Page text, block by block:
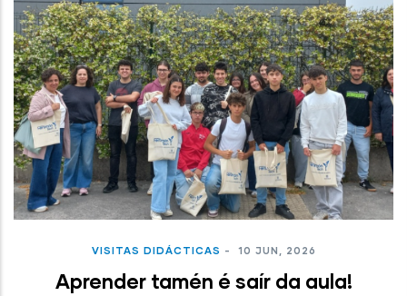
VISITAS DIDÁCTICAS - 10 JUN, 2026
Aprender tamén é saír da aula!